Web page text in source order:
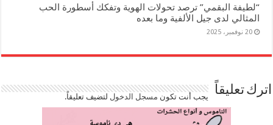
“لطيفة البقمي” ترصد تحولات الهوية وتفكك أسطورة الحب
المثالي لدى جيل الألفية وما بعده
20 نوفمبر، 2025
اترك تعليقاً يجب أنت تكون مسجل الدخوللتضيف تعليقاً.